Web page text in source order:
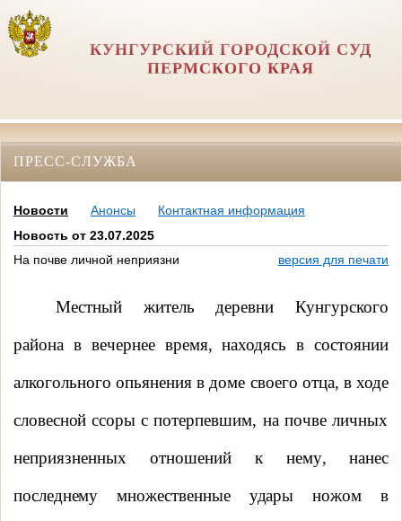
КУНГУРСКИЙ ГОРОДСКОЙ СУД
ПЕРМСКОГО КРАЯ
ПРЕСС-СЛУЖБА
Новости Анонсы
Контактная информация
Новость от 23.07.2025
На почве личной неприязни
версия для печати
Местный житель деревни Кунгурского
района в вечернее время, находясь в состоянии
алкогольного опьянения в доме своего отца, в ходе
словесной ссоры с потерпевшим, на почве личных
неприязненных отношений к нему, нанес
последнему множественные удары ножом в